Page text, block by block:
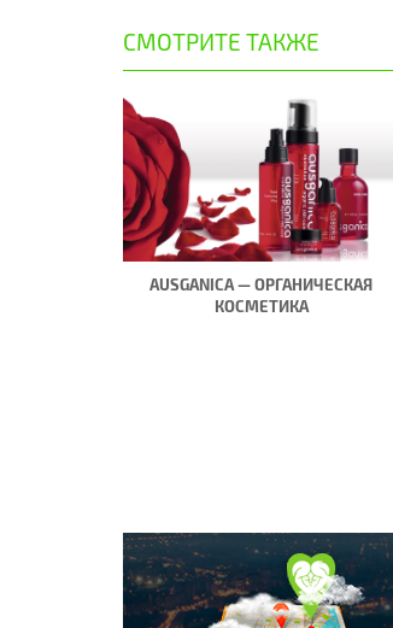
СМОТРИТЕ ТАКЖЕ
AUSGANICA — ОРГАНИЧЕСКАЯ
КОСМЕТИКА